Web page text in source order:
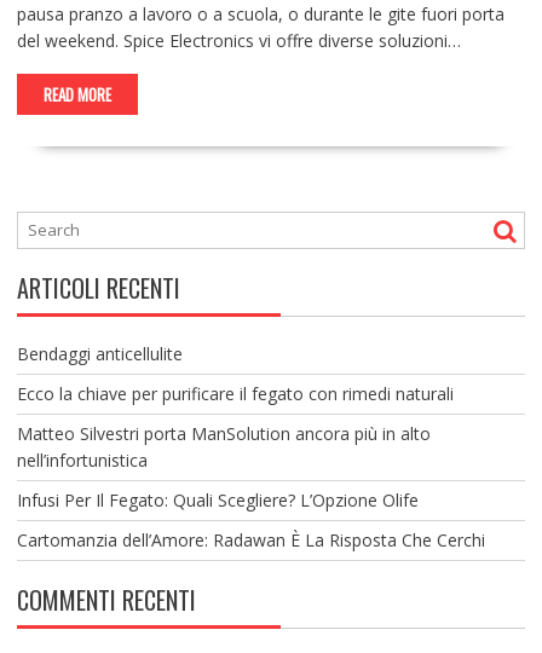
pausa pranzo a lavoro o a scuola, o durante le gite fuori porta
del weekend. Spice Electronics vi offre diverse soluzioni…
READ MORE
ARTICOLI RECENTI
Bendaggi anticellulite
Ecco la chiave per purificare il fegato con rimedi naturali
Matteo Silvestri porta ManSolution ancora più in alto
nell’infortunistica
Infusi Per Il Fegato: Quali Scegliere? L’Opzione Olife
Cartomanzia dell’Amore: Radawan È La Risposta Che Cerchi
COMMENTI RECENTI